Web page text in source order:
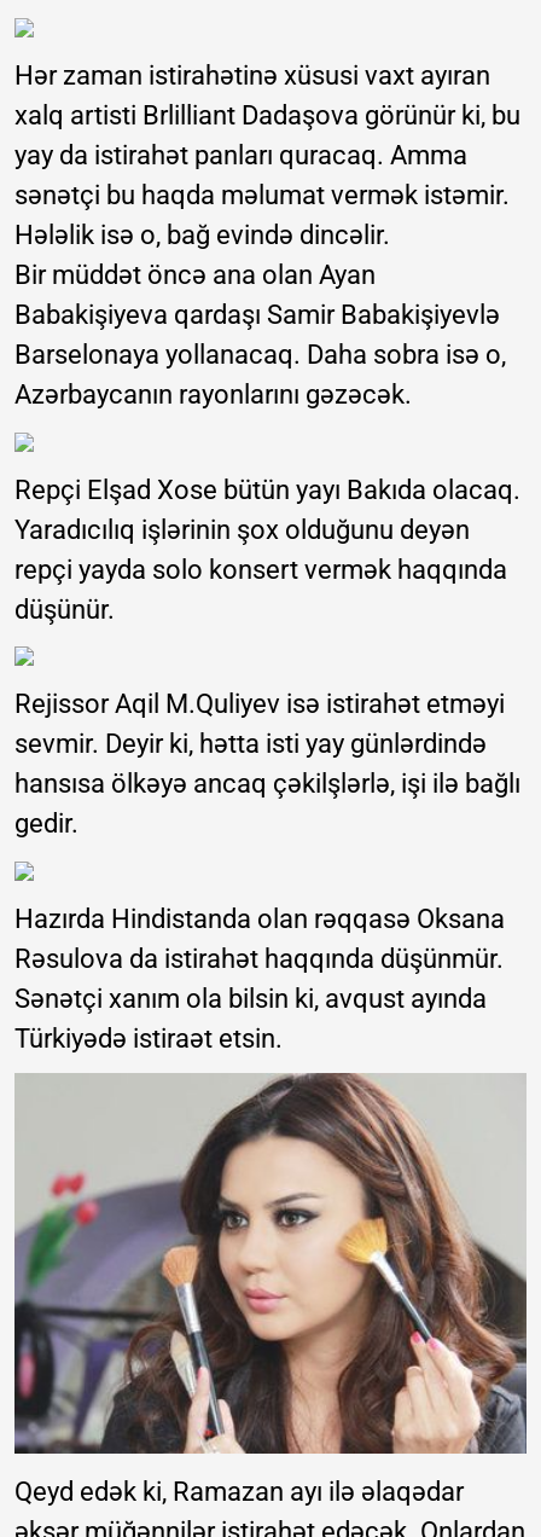
Hər zaman istirahətinə xüsusi vaxt ayıran
xalq artisti Brlilliant Dadaşova görünür ki, bu
yay da istirahət panları quracaq. Amma
sənətçi bu haqda məlumat vermək istəmir.
Hələlik isə o, bağ evində dincəlir.
Bir müddət öncə ana olan Ayan
Babakişiyeva qardaşı Samir Babakişiyevlə
Barselonaya yollanacaq. Daha sobra isə o,
Azərbaycanın rayonlarını gəzəcək.
Repçi Elşad Xose bütün yayı Bakıda olacaq.
Yaradıcılıq işlərinin şox olduğunu deyən
repçi yayda solo konsert vermək haqqında
düşünür.
Rejissor Aqil M.Quliyev isə istirahət etməyi
sevmir. Deyir ki, hətta isti yay günlərdində
hansısa ölkəyə ancaq çəkilşlərlə, işi ilə bağlı
gedir.
Hazırda Hindistanda olan rəqqasə Oksana
Rəsulova da istirahət haqqında düşünmür.
Sənətçi xanım ola bilsin ki, avqust ayında
Türkiyədə istiraət etsin.
Qeyd edək ki, Ramazan ayı ilə əlaqədar